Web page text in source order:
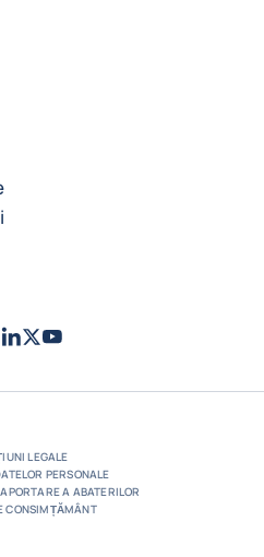
LinkedIn
TwitterYoutube
LEGALE
PERSONALE
A ABATERILOR
CONSIMȚĂMÂNT